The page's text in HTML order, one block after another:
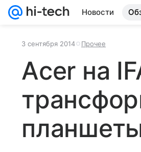
Новости
3 сентября 2014 Прочее
Acer на